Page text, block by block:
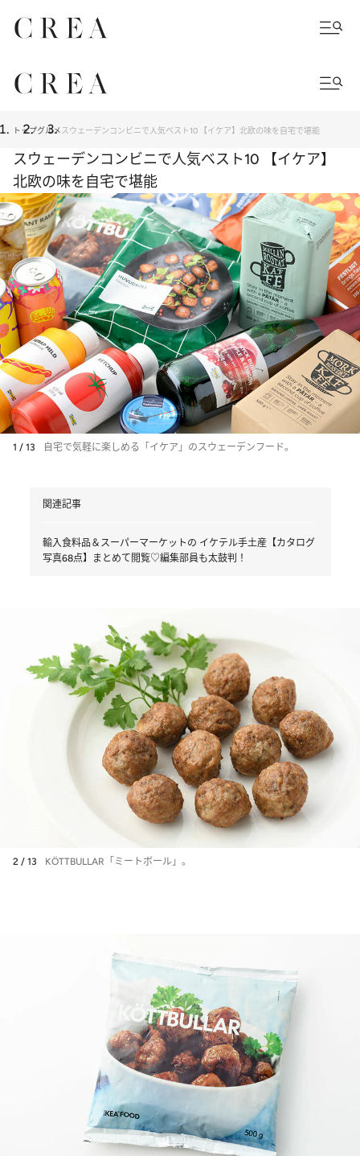
トップグルメスウェーデンコンビニで人気ベスト10 【イケア】北欧の味を自宅で堪能
スウェーデンコンビニで人気ベスト10 【イケア】
北欧の味を自宅で堪能
1 / 13 自宅で気軽に楽しめる「イケア」のスウェーデンフード。
関連記事
輸入食料品＆スーパーマーケットの イケテル手土産【カタログ
写真68点】まとめて閲覧♡編集部員も太鼓判！
2 / 13 KÖTTBULLAR「ミートボール」。